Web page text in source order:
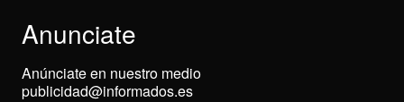
Anunciate
Anúnciate en nuestro medio
publicidad@informados.es